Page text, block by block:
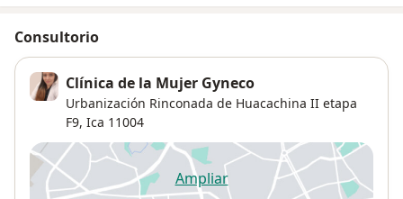
Consultorio
Clínica de la Mujer Gyneco
Urbanización Rinconada de Huacachina II etapa
F9, Ica 11004
Ampliarse abre en una nueva